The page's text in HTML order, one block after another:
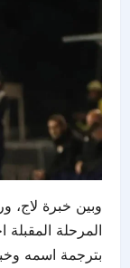
وبين خبرة لاج،
المرحلة
بترجمة اسمه